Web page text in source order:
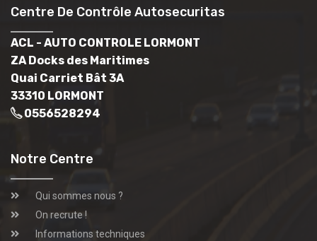
Centre De Contrôle Autosecuritas
ACL - AUTO CONTROLE LORMONT
ZA Docks des Maritimes
Quai Carriet Bât 3A
33310 LORMONT
0556528294
Notre Centre
Qui sommes nous ?
On recrute !
Informations techniques